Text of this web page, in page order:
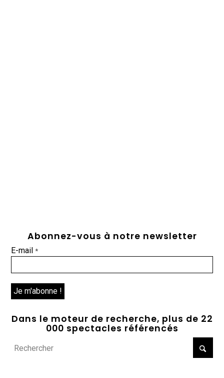
Abonnez-vous à notre newsletter
E-mail*
Dans le moteur de recherche, plus de 22
000 spectacles référencés